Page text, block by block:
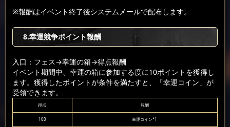
※報酬はイベント終了後システムメールで配布します。
8.幸運競争ポイント報酬
入口：フェス→幸運の箱→得点報酬
イベント期間中、幸運の箱に参加する度に10ポイントを獲得し
ます。獲得したポイントが条件を満たすと、「幸運コイン」が
受領できます。
得点 報酬
100 幸運コイン*1